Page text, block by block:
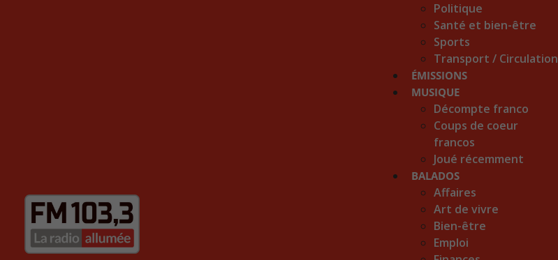
Politique
Santé et bien-être
Sports
Transport / Circulation
ÉMISSIONS
MUSIQUE
Décompte franco
Coups de coeur
francos
Joué récemment
BALADOS
Affaires
Art de vivre
Bien-être
Emploi